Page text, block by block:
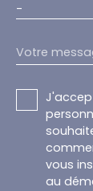
-
Votre
vous
au